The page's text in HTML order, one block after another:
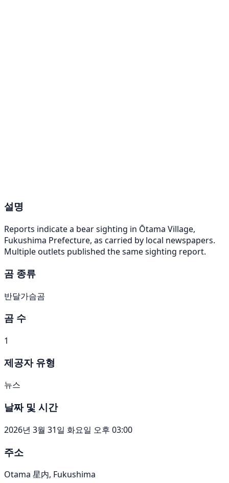
설명
Reports indicate a bear sighting in Ōtama Village,
Fukushima Prefecture, as carried by local newspapers.
Multiple outlets published the same sighting report.
곰 종류
반달가슴곰
곰 수
1
제공자 유형
뉴스
날짜 및 시간
2026년 3월 31일 화요일 오후 03:00
주소
Otama 星内, Fukushima